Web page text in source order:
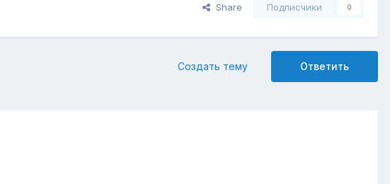
Share Подписчики 0
Ответить
Создать тему